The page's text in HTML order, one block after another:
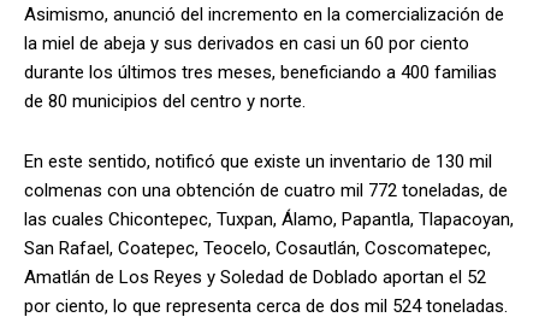
Asimismo, anunció del incremento en la comercialización de
la miel de abeja y sus derivados en casi un 60 por ciento
durante los últimos tres meses, beneficiando a 400 familias
de 80 municipios del centro y norte.
En este sentido, notificó que existe un inventario de 130 mil
colmenas con una obtención de cuatro mil 772 toneladas, de
las cuales Chicontepec, Tuxpan, Álamo, Papantla, Tlapacoyan,
San Rafael, Coatepec, Teocelo, Cosautlán, Coscomatepec,
Amatlán de Los Reyes y Soledad de Doblado aportan el 52
por ciento, lo que representa cerca de dos mil 524 toneladas.